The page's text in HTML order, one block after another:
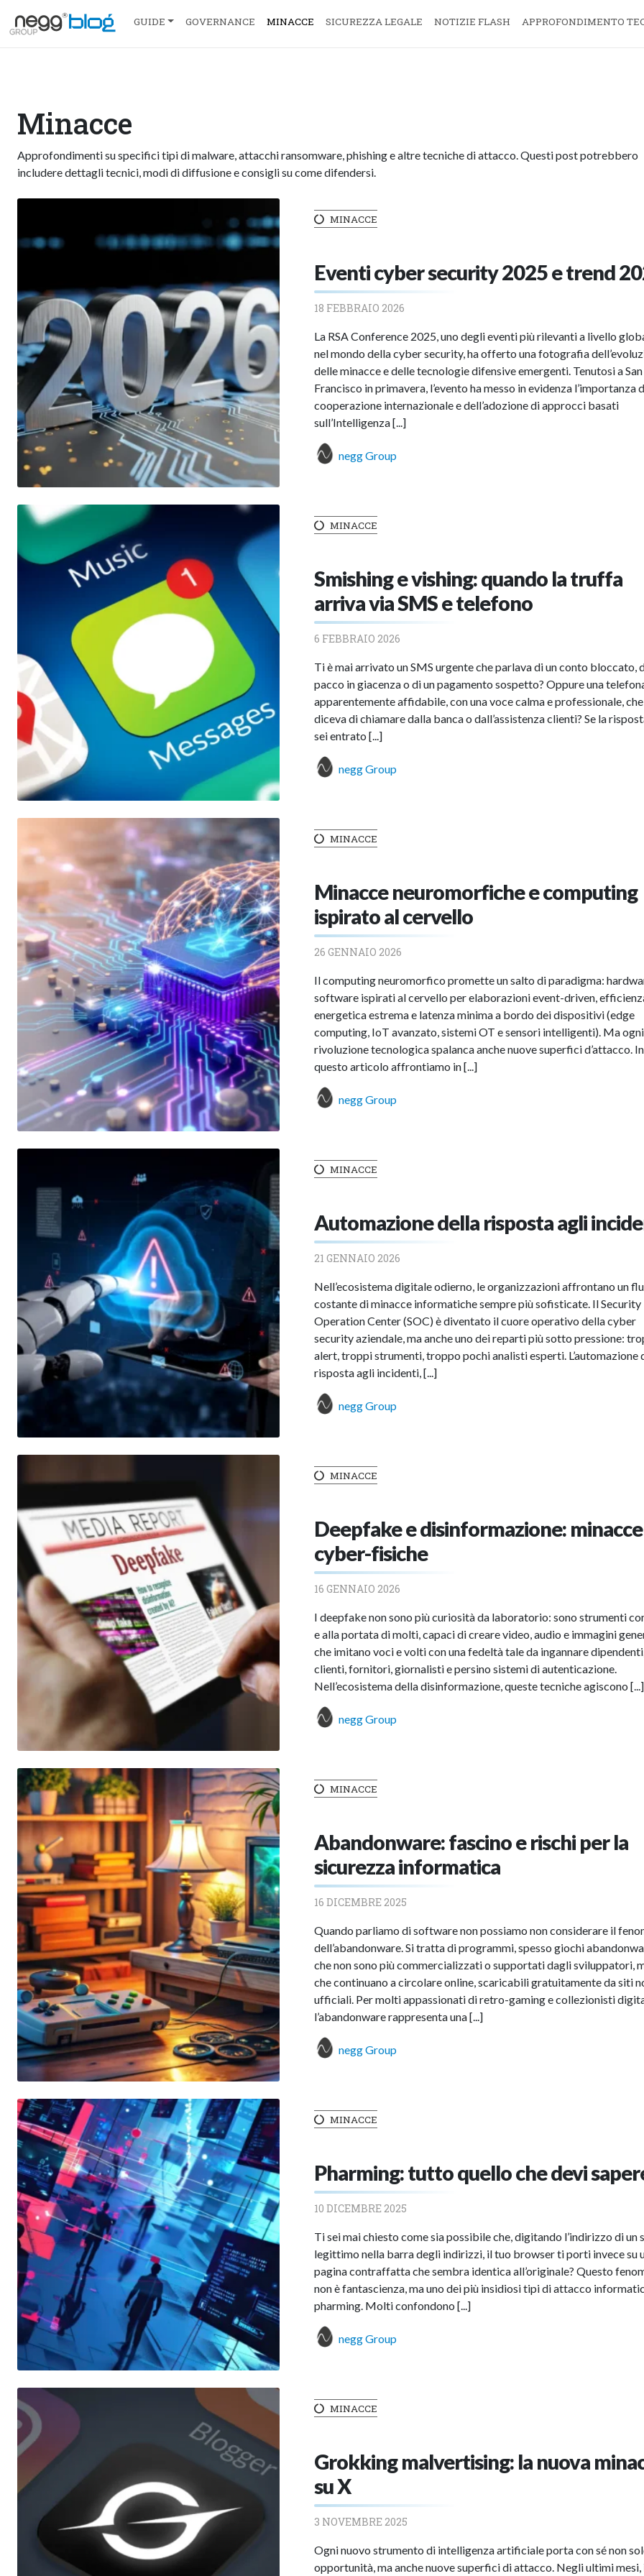
GUIDE GOVERNANCE MINACCE SICUREZZA LEGALE NOTIZIE FLASH APPROFONDIMENTO
Minacce
Approfondimenti su specifici tipi di malware, attacchi ransomware, phishing e altre tecniche di attacco. Questi post potrebbero
includere dettagli tecnici, modi di diffusione e consigli su come difendersi.
MINACCE
Eventi cyber security 2025 e trend
18 FEBBRAIO 2026
La RSA Conference 2025, uno degli eventi più rilevanti a livello
nel mondo della cyber security, ha offerto una fotografia
delle minacce e delle tecnologie difensive emergenti. Tenutosi a San
Francisco in primavera, l’evento ha messo in evidenza l’importanza
cooperazione internazionale e dell’adozione di approcci basati
sull’Intelligenza [...]
negg Group
MINACCE
Smishing e vishing: quando la truffa
arriva via SMS e telefono
6 FEBBRAIO 2026
Ti è mai arrivato un SMS urgente che parlava di un conto bloccato,
pacco in giacenza o di un pagamento sospetto? Oppure una
apparentemente affidabile, con una voce calma e professionale, che
diceva di chiamare dalla banca o dall’assistenza clienti? Se la
sei entrato [...]
negg Group
MINACCE
Minacce neuromorfiche e computing
ispirato al cervello
26 GENNAIO 2026
Il computing neuromorfico promette un salto di paradigma:
software ispirati al cervello per elaborazioni event-driven,
energetica estrema e latenza minima a bordo dei dispositivi (edge
computing, IoT avanzato, sistemi OT e sensori intelligenti). Ma ogni
rivoluzione tecnologica spalanca anche nuove superfici d’attacco. In
questo articolo affrontiamo in [...]
negg Group
MINACCE
Automazione della risposta agli
21 GENNAIO 2026
Nell’ecosistema digitale odierno, le organizzazioni affrontano un
costante di minacce informatiche sempre più sofisticate. Il Security
Operation Center (SOC) è diventato il cuore operativo della cyber
security aziendale, ma anche uno dei reparti più sotto pressione:
alert, troppi strumenti, troppo pochi analisti esperti. L’automazione
risposta agli incidenti, [...]
negg Group
MINACCE
Deepfake e disinformazione: minacce
cyber-fisiche
16 GENNAIO 2026
I deepfake non sono più curiosità da laboratorio: sono strumenti
e alla portata di molti, capaci di creare video, audio e immagini
che imitano voci e volti con una fedeltà tale da ingannare
clienti, fornitori, giornalisti e persino sistemi di autenticazione.
Nell’ecosistema della disinformazione, queste tecniche agiscono [...]
negg Group
MINACCE
Abandonware: fascino e rischi per la
sicurezza informatica
16 DICEMBRE 2025
Quando parliamo di software non possiamo non considerare il
dell’abandonware. Si tratta di programmi, spesso giochi
che non sono più commercializzati o supportati dagli sviluppatori,
che continuano a circolare online, scaricabili gratuitamente da siti
ufficiali. Per molti appassionati di retro-gaming e collezionisti
l’abandonware rappresenta una [...]
negg Group
MINACCE
Pharming: tutto quello che devi
10 DICEMBRE 2025
Ti sei mai chiesto come sia possibile che, digitando l’indirizzo di un
legittimo nella barra degli indirizzi, il tuo browser ti porti invece su
pagina contraffatta che sembra identica all’originale? Questo
non è fantascienza, ma uno dei più insidiosi tipi di attacco
pharming. Molti confondono [...]
negg Group
MINACCE
Grokking malvertising: la nuova
su X
3 NOVEMBRE 2025
Ogni nuovo strumento di intelligenza artificiale porta con sé non
opportunità, ma anche nuove superfici di attacco. Negli ultimi mesi,